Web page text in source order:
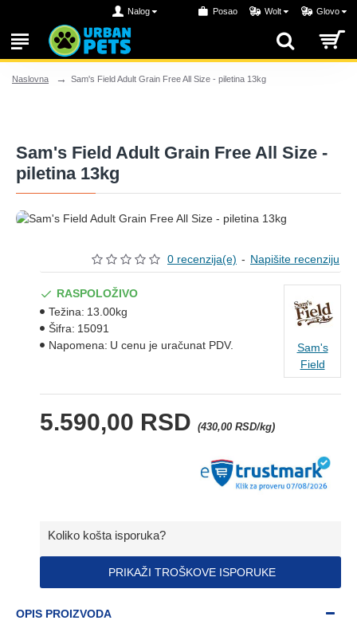
Nalog Posao Wolt Glovo
Naslovna Sam's Field Adult Grain Free All Size - piletina 13kg
Sam's Field Adult Grain Free All Size -
piletina 13kg
0 recenzija(e) - Napišite recenziju
5.590,00 RSD (430,00 RSD/kg)
RASPOLOŽIVO
Težina: 13.00kg
Šifra: 15091
Napomena: U cenu je uračunat PDV.
Sam's
Field
Koliko košta isporuka?
PRIKAŽI TROŠKOVE ISPORUKE
OPIS PROIZVODA